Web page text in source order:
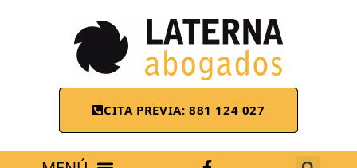
CITA PREVIA: 881 124 027